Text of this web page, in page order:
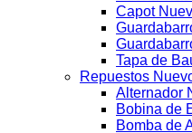
Capot
Tapa de
Repuestos
Alternador
Bobina de
Bomba de